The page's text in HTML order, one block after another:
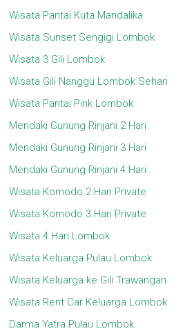
Wisata Pantai Kuta Mandalika
Wisata Sunset Sengigi Lombok
Wisata 3 Gili Lombok
Wisata Gili Nanggu Lombok Sehari
Wisata Pantai Pink Lombok
Mendaki Gunung Rinjani 2 Hari
Mendaki Gunung Rinjani 3 Hari
Mendaki Gunung Rinjani 4 Hari
Wisata Komodo 2 Hari Private
Wisata Komodo 3 Hari Private
Wisata 4 Hari Lombok
Wisata Keluarga Pulau Lombok
Wisata Keluarga ke Gili Trawangan
Wisata Rent Car Keluarga Lombok
Darma Yatra Pulau Lombok